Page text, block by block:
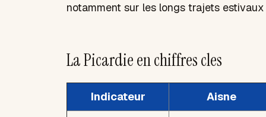
notamment sur les longs trajets
La Picardie en chiffres cles
Indicateur Aisne